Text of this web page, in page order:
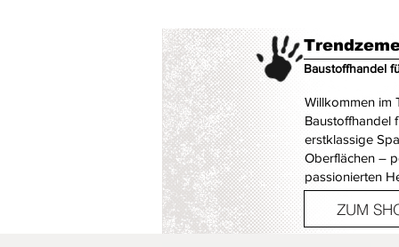
Baustoffhandel
Willkommen im
Baustoffhandel
erstklassige
Oberflächen –
passionierten
ZUM